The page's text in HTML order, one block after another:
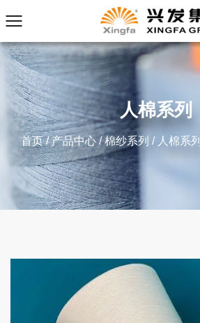
人棉系列
首页/产品中心/棉纱系列 / 人棉系列